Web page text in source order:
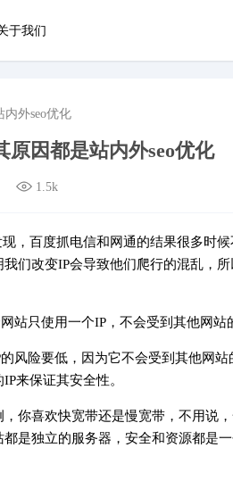
于我们
内外seo优化
因都是站内外seo优化
1.5k
，百度抓电信和网通的结果很多时
们改变IP会导致他们爬行的混乱，
站只使用一个IP，不会受到其他网站
风险要低，因为它不会受到其他网站
来保证其安全性。
你喜欢快宽带还是慢宽带，不用说
是独立的服务器，安全和资源都是